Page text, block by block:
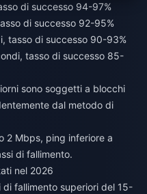
di successo 94-97%
di successo 92-95%
tasso di successo 90-93%
tasso di successo 85-
sono soggetti a blocchi
dal metodo di
2 Mbps, ping inferiore a
di fallimento.
nel 2026
fallimento superiori del 15-